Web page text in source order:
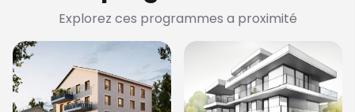
Explorez ces programmes a proximité